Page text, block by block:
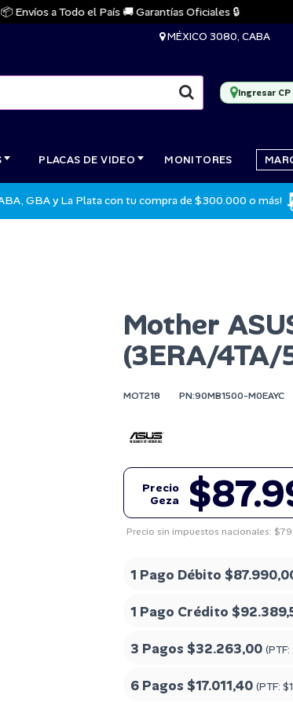
a Todo el País 🚚 Garantías Oficiales 🔒
MÉXICO 3080, CABA
Ingresar CP
PLACAS DE VIDEO MONITORES
GBA y La Plata con tu compra de $300.000 o más!
Mother
(3ERA/4TA/
MOT218 PN:90MB1500-M0EAYC
Precio
Geza
Precio sin impuestos nacionales:
1 Pago Débito
1 Pago Crédito
3 Pagos $32.263,00 (PTF:
6 Pagos $17.011,40 (PTF: